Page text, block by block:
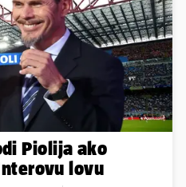
Piolija ako
lovu